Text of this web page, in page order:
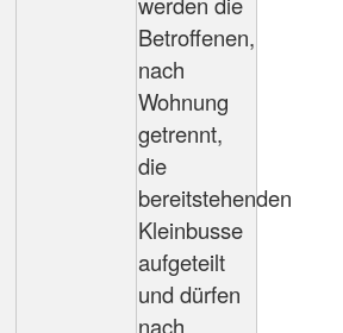
Betroffenen,
nach
Wohnung
getrennt,
die
bereitstehenden
Kleinbusse
aufgeteilt
und dürfen
nach